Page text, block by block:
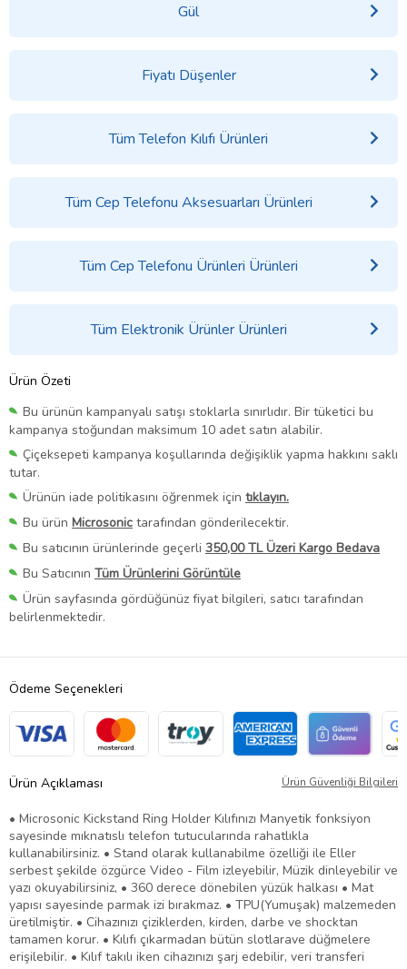
Gül
Fiyatı Düşenler
Tüm Telefon Kılıfı Ürünleri
Tüm Cep Telefonu Aksesuarları Ürünleri
Tüm Cep Telefonu Ürünleri Ürünleri
Tüm Elektronik Ürünler Ürünleri
Ürün Özeti
Bu ürünün kampanyalı satışı stoklarla sınırlıdır. Bir tüketici bu
kampanya stoğundan maksimum 10 adet satın alabilir.
Çiçeksepeti kampanya koşullarında değişiklik yapma hakkını saklı
tutar.
Ürünün iade politikasını öğrenmek için tıklayın.
Bu ürün Microsonic tarafından gönderilecektir.
Bu satıcının ürünlerinde geçerli 350,00 TL Üzeri Kargo Bedava
Bu Satıcının Tüm Ürünlerini Görüntüle
Ürün sayfasında gördüğünüz fiyat bilgileri, satıcı tarafından
belirlenmektedir.
Ödeme Seçenekleri
Ürün Açıklaması Ürün Güvenliği Bilgileri
• Microsonic Kickstand Ring Holder Kılıfınızı Manyetik fonksiyon
sayesinde mıknatıslı telefon tutucularında rahatlıkla
kullanabilirsiniz. • Stand olarak kullanabilme özelliği ile Eller
serbest şekilde özgürce Video - Film izleyebilir, Müzik dinleyebilir ve
yazı okuyabilirsiniz, • 360 derece dönebilen yüzük halkası • Mat
yapısı sayesinde parmak izi bırakmaz. • TPU(Yumuşak) malzemeden
üretilmiştir. • Cihazınızı çiziklerden, kirden, darbe ve shocktan
tamamen korur. • Kılıfı çıkarmadan bütün slotlarave düğmelere
erişilebilir. • Kılıf takılı iken cihazınızı şarj edebilir, veri transferi